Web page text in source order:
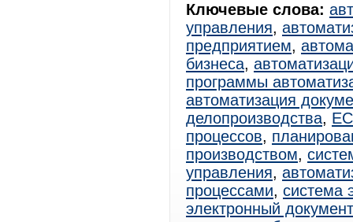
Ключевые слова:
управления,
предприятием,
бизнеса,
программы
автоматизация
делопроизводства,
процессов,
производством,
управления,
процессами, система
электронный